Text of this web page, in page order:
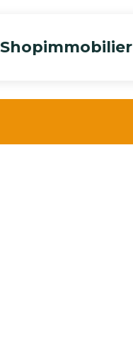
Shopimmobilier